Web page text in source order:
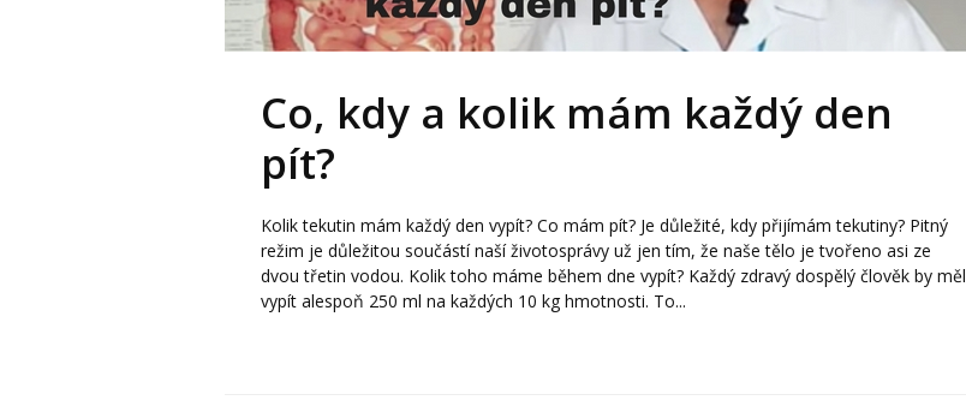
Co, kdy a kolik mám každý den
pít?
Kolik tekutin mám každý den vypít? Co mám pít? Je důležité, kdy přijímám tekutiny? Pitný
režim je důležitou součástí naší životosprávy už jen tím, že naše tělo je tvořeno asi ze
dvou třetin vodou. Kolik toho máme během dne vypít? Každý zdravý dospělý člověk by měl
vypít alespoň 250 ml na každých 10 kg hmotnosti. To...